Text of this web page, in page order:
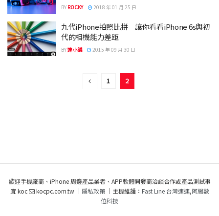
BY ROCKY 2018 年 01 月 25 日
九代iPhone拍照比拼 讓你看看iPhone 6s與初
代的相機能力差距
BY達小編 2015 年 09 月 30 日
1 2
歡迎手機廠商、iPhone 周邊產品業者、APP軟體開發商洽談合作或產品測試事
宜 koc
kocpc.com.tw ｜ 隱私政策｜主機維護： Fast Line 台灣速連,阿腸數
位科技